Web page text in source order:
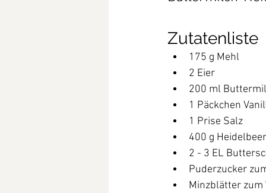
Zutatenliste
175 g Mehl
2 Eier
200 ml
1 Päckchen
1 Prise Salz
400 g
2 - 3 EL
Puderzucker
Minzblätter zum